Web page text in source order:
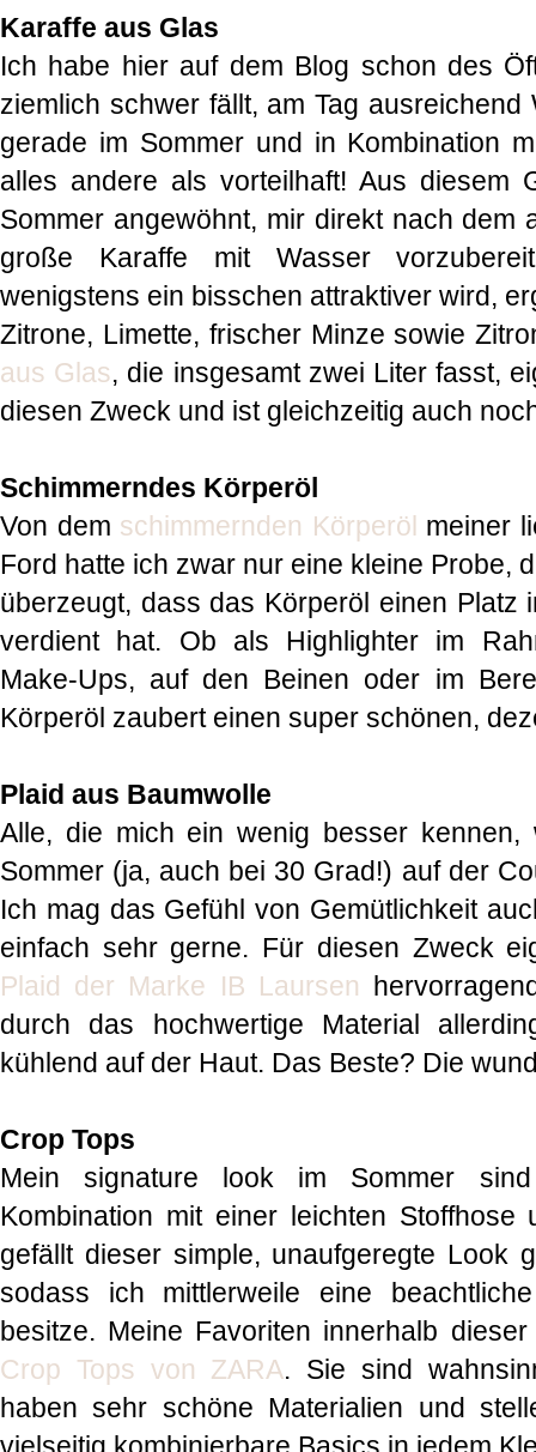
Karaffe aus Glas
Ich habe hier auf dem Blog schon des
ziemlich schwer fällt, am Tag
gerade im Sommer und in Kombination
alles andere als vorteilhaft! Aus diesem
Sommer angewöhnt, mir direkt nach dem
große Karaffe mit Wasser
wenigstens ein bisschen attraktiver wird,
Zitrone, Limette, frischer Minze sowie
aus Glas, die insgesamt zwei Liter fasst,
diesen Zweck und ist gleichzeitig auch
Schimmerndes Körperöl
Von dem schimmernden Körperöl meiner
Ford hatte ich zwar nur eine kleine Probe,
überzeugt, dass das Körperöl einen Platz
verdient hat. Ob als Highlighter im
Make-Ups, auf den Beinen oder im
Körperöl zaubert einen super schönen,
Plaid aus Baumwolle
Alle, die mich ein wenig besser
Sommer (ja, auch bei 30 Grad!) auf der
Ich mag das Gefühl von Gemütlichkeit
einfach sehr gerne. Für diesen Zweck
Plaid der Marke IB Laursen
durch das hochwertige Material
kühlend auf der Haut. Das Beste? Die
Crop Tops
Mein signature look im Sommer
Kombination mit einer leichten Stoffhose
gefällt dieser simple, unaufgeregte Look
sodass ich mittlerweile eine
besitze. Meine Favoriten innerhalb
Crop Tops von ZARA. Sie sind
haben sehr schöne Materialien und